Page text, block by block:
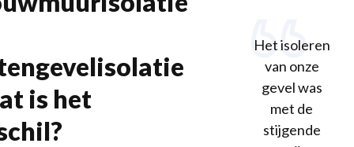
is het
Het isoleren
van onze
gevel was
met de
stijgende